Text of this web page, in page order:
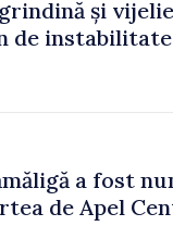
și
de
a fost
de Apel